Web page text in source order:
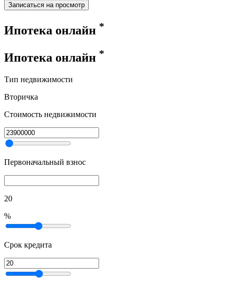
Записаться на просмотр
Ипотека онлайн *
Ипотека онлайн *
Тип недвижимости
Вторичка
Стоимость недвижимости
Первоначальный взнос
20
%
Срок кредита